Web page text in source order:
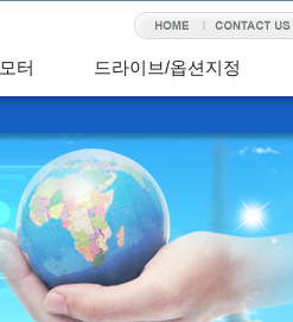
터 드라이브/옵션지정